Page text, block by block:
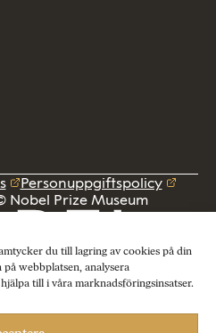
du till lagring av cookies på din
webbplatsen, analysera
till i våra marknadsföringsinsatser.
Personuppgiftspolicy
Prize Museum